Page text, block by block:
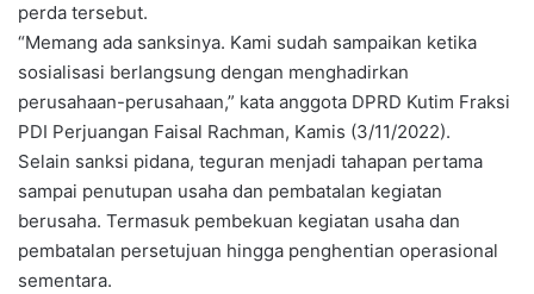
perda tersebut.
“Memang ada sanksinya. Kami sudah sampaikan ketika
sosialisasi berlangsung dengan menghadirkan
perusahaan-perusahaan,” kata anggota DPRD Kutim Fraksi
PDI Perjuangan Faisal Rachman, Kamis (3/11/2022).
Selain sanksi pidana, teguran menjadi tahapan pertama
sampai penutupan usaha dan pembatalan kegiatan
berusaha. Termasuk pembekuan kegiatan usaha dan
pembatalan persetujuan hingga penghentian operasional
sementara.